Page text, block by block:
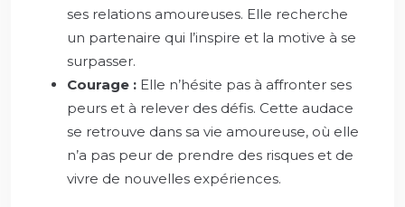
ses relations amoureuses. Elle recherche
un partenaire qui l’inspire et la motive à se
surpasser.
Courage : Elle n’hésite pas à affronter ses
peurs et à relever des défis. Cette audace
se retrouve dans sa vie amoureuse, où elle
n’a pas peur de prendre des risques et de
vivre de nouvelles expériences.